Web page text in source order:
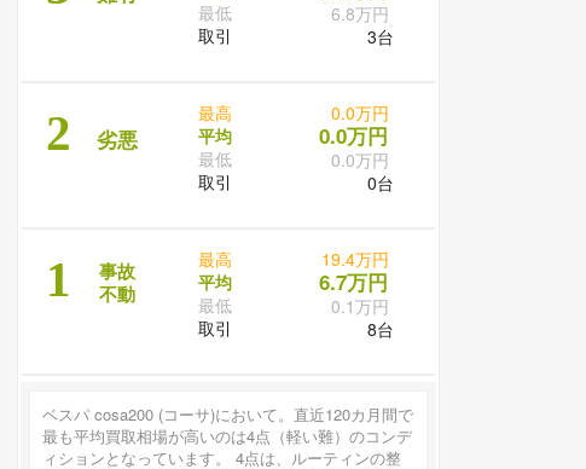
最低
取引
6.8万円
3台
2 劣悪
最高
平均
最低
取引
0.0万円
0.0万円
0.0万円
0台
1
事故
不動
最高
平均
最低
取引
19.4万円
6.7万円
0.1万円
8台
ベスパ cosa200 (コーサ)において。直近120カ月間で
最も平均買取相場が高いのは4点（軽い難）のコンデ
ィションとなっています。 4点は、ルーティンの整